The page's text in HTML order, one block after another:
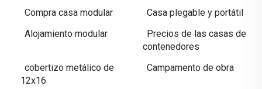
Compra casa modular
Casa plegable y portátil
Alojamiento modular
Precios de las casas de
contenedores
cobertizo metálico de
12x16
Campamento de obra